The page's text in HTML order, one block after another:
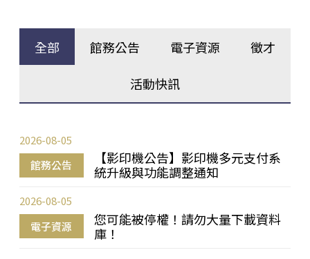
全部 館務公告 電子資源 徵才
活動快訊
館務公告
【影印機公告】影印機多元支付系
統升級與功能調整通知
2026-08-05
電子資源
您可能被停權！請勿大量下載資料
庫！
2026-08-05